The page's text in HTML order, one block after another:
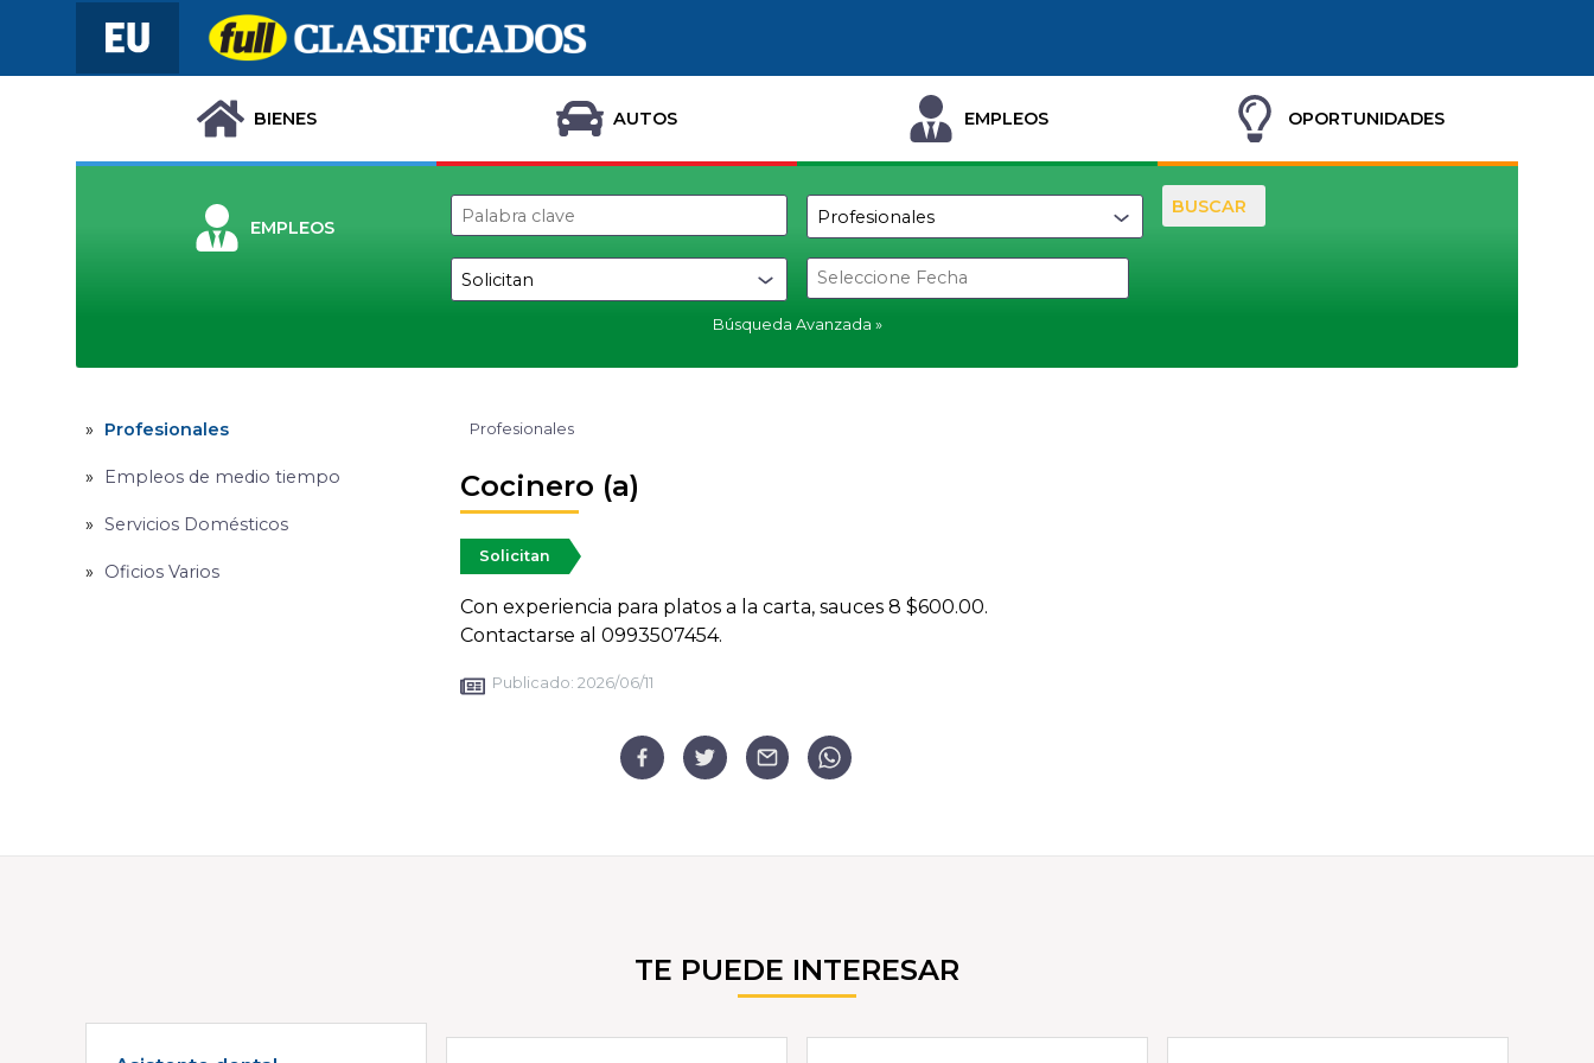
BIENES AUTOS EMPLEOS OPORTUNIDADES
EMPLEOS
Búsqueda Avanzada
BUSCAR
Profesionales
Empleos de medio tiempo
Servicios Domésticos
Oficios Varios
Profesionales
Cocinero (a)
Solicitan
Con experiencia para platos a la carta, sauces 8 $600.00.
Contactarse al 0993507454.
Publicado: 2026/06/11
TE PUEDE INTERESAR